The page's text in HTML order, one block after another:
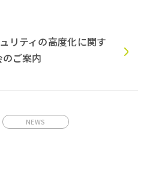
リティの高度化に関す
ご案内
NEWS